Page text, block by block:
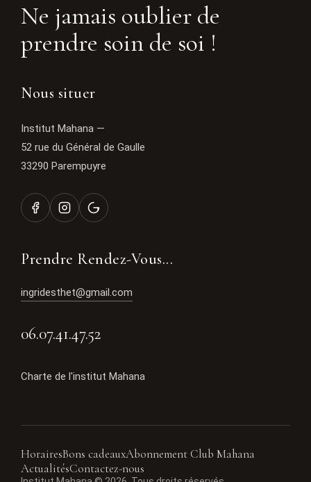
Ne jamais oublier de
prendre soin de soi !
Nous situer
Institut Mahana —
52 rue du Général de Gaulle
33290 Parempuyre
Prendre Rendez-Vous...
ingridesthet@gmail.com
06.07.41.47.52
Charte de l'institut Mahana
HorairesBons cadeauxAbonnement Club Mahana
ActualitésContactez-nous